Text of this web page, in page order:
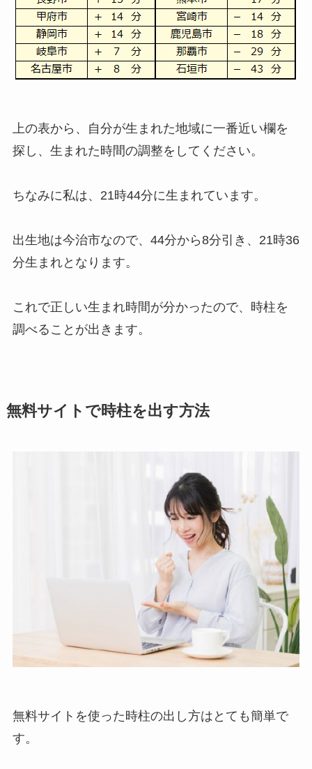
上の表から、自分が生まれた地域に一番近い欄を
探し、生まれた時間の調整をしてください。
ちなみに私は、21時44分に生まれています。
出生地は今治市なので、44分から8分引き、21時36
分生まれとなります。
これで正しい生まれ時間が分かったので、時柱を
調べることが出きます。
無料サイトで時柱を出す方法
無料サイトを使った時柱の出し方はとても簡単で
す。